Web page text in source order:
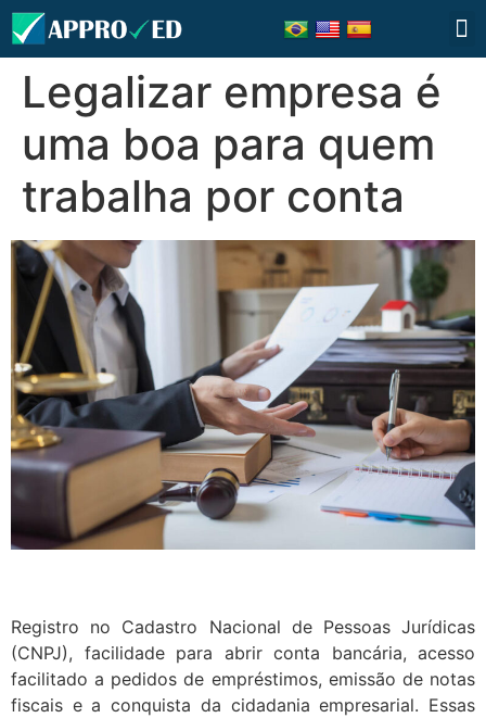
Legalizar empresa é
uma boa para quem
trabalha por conta
Registro no Cadastro Nacional de Pessoas Jurídicas
(CNPJ), facilidade para abrir conta bancária, acesso
facilitado a pedidos de empréstimos, emissão de notas
fiscais e a conquista da cidadania empresarial. Essas